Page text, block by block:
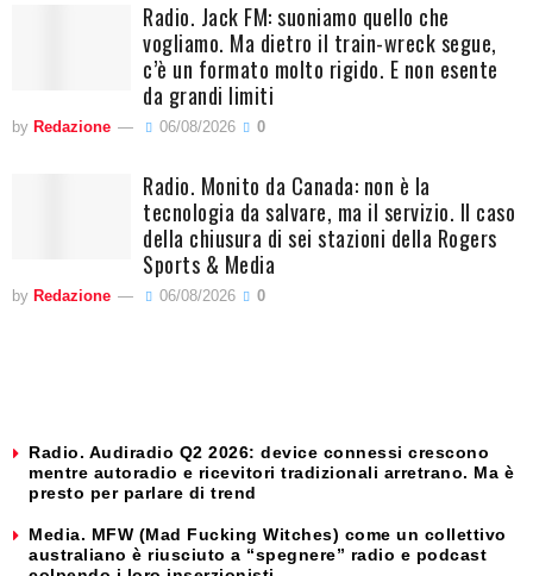
Radio. Jack FM: suoniamo quello che
vogliamo. Ma dietro il train-wreck segue,
c’è un formato molto rigido. E non esente
da grandi limiti
by Redazione 06/08/2026 0
Radio. Monito da Canada: non è la
tecnologia da salvare, ma il servizio. Il caso
della chiusura di sei stazioni della Rogers
Sports & Media
by Redazione 06/08/2026 0
Radio. Audiradio Q2 2026: device connessi crescono
mentre autoradio e ricevitori tradizionali arretrano. Ma è
presto per parlare di trend
Media. MFW (Mad Fucking Witches) come un collettivo
australiano è riusciuto a “spegnere” radio e podcast